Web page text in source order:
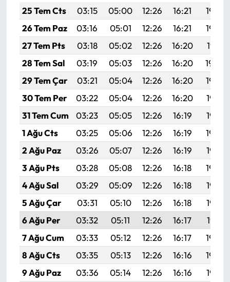
25 Tem Cts
03:15 05:00 12:26 16:21
19:43
26 Tem Paz
03:16 05:01 12:26 16:21
19:42
27 Tem Pts
03:18 05:02 12:26 16:20
19:41
28 Tem Sal
03:19 05:03 12:26 16:20
19:40
29 Tem Çar
03:21 05:04 12:26 16:20
19:39
30 Tem Per
03:22 05:04 12:26 16:20
19:38
31 Tem Cum
03:23 05:05 12:26 16:19
19:37
1 Ağu Cts
03:25 05:06 12:26 16:19
19:36
2 Ağu Paz
03:26 05:07 12:26 16:19
19:35
3 Ağu Pts
03:28 05:08 12:26 16:18
19:34
4 Ağu Sal
03:29 05:09 12:26 16:18
19:33
5 Ağu Çar
03:31 05:10 12:26 16:18
19:32
6 Ağu Per
03:32 05:11 12:26 16:17
19:31
7 Ağu Cum
03:33 05:12 12:26 16:17
19:30
8 Ağu Cts
03:35 05:13 12:26 16:16
19:29
9 Ağu Paz
03:36 05:14 12:26 16:16
19:27